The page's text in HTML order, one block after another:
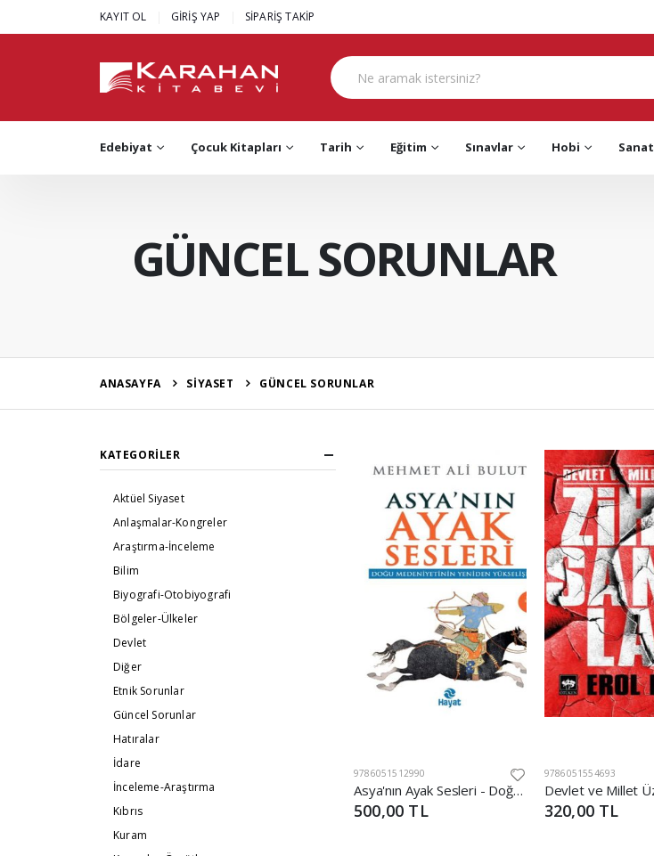
KAYIT OL GİRİŞ YAP SİPARİŞ TAKİP
Edebiyat Çocuk Kitapları Tarih Eğitim Sınavlar Hobi Sanat
GÜNCEL SORUNLAR
ANASAYFA SİYASET GÜNCEL SORUNLAR
9786051512990
Asya'nın Ayak Sesleri - Doğu Medeniyetinin Yeniden Yükselişi
500,00 TL
9786051554693
320,00 TL
KATEGORILER
Aktüel Siyaset
Anlaşmalar-Kongreler
Araştırma-İnceleme
Bilim
Biyografi-Otobiyografi
Bölgeler-Ülkeler
Devlet
Diğer
Etnik Sorunlar
Güncel Sorunlar
Hatıralar
İdare
İnceleme-Araştırma
Kıbrıs
Kuram